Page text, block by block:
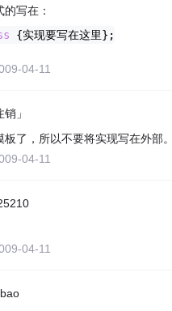
的写在：
{实现要写在这里};
04-11
销」
板了，所以不要将实现写在外部。
04-11
04-11